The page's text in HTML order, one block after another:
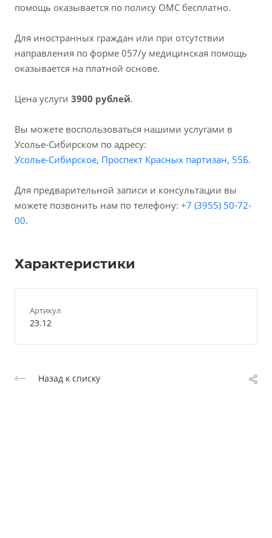
помощь оказывается по полису ОМС бесплатно.
Для иностранных граждан или при отсутствии
направления по форме 057/у медицинская помощь
оказывается на платной основе.
Цена услуги 3900 рублей.
Вы можете воспользоваться нашими услугами в
Усолье-Сибирском по адресу:
Усолье-Сибирское, Проспект Красных партизан, 55Б.
Для предварительной записи и консультации вы
можете позвонить нам по телефону: +7 (3955) 50-72-
00.
Характеристики
Артикул
23.12
Назад к списку